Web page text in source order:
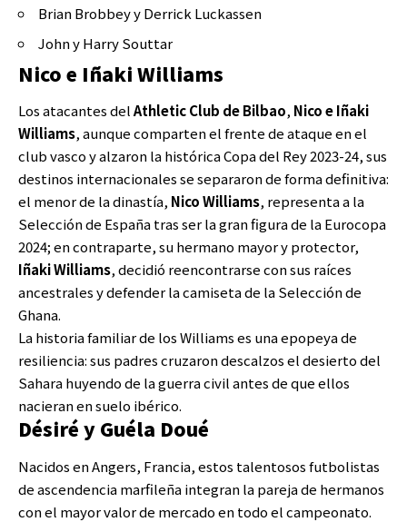
Brian Brobbey y Derrick Luckassen
John y Harry Souttar
Nico e Iñaki Williams
Los atacantes delAthletic Club de Bilbao, Nico e Iñaki
Williams, aunque comparten el frente de ataque en el
club vasco y alzaron la histórica Copa del Rey 2023-24, sus
destinos internacionales se separaron de forma definitiva:
el menor de la dinastía, Nico Williams, representa a la
Selección de España tras ser la gran figura de la Eurocopa
2024; en contraparte, su hermano mayor y protector,
Iñaki Williams, decidió reencontrarse con sus raíces
ancestrales y defender la camiseta de la Selección de
Ghana.
La historia familiar de los Williams es una epopeya de
resiliencia: sus padres cruzaron descalzos el desierto del
Sahara huyendo de la guerra civil antes de que ellos
nacieran en suelo ibérico.
Désiré y Guéla Doué
Nacidos en Angers, Francia, estos talentosos futbolistas
de ascendencia marfileña integran la pareja de hermanos
con el mayor valor de mercado en todo el campeonato.